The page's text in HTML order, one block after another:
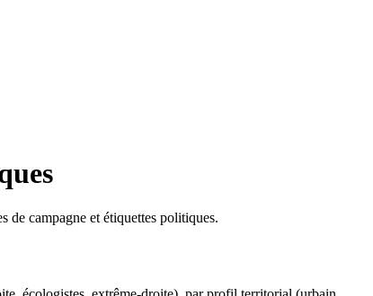
de campagne et étiquettes politiques.